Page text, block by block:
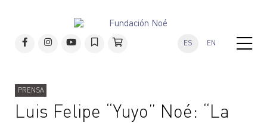
ES EN
PRENSA
Luis Felipe “Yuyo” Noé: “La